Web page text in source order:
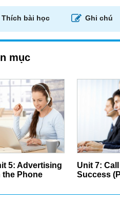
Thích bài học Ghi chú
mục
5: Advertising
the Phone
Unit 7:
Success